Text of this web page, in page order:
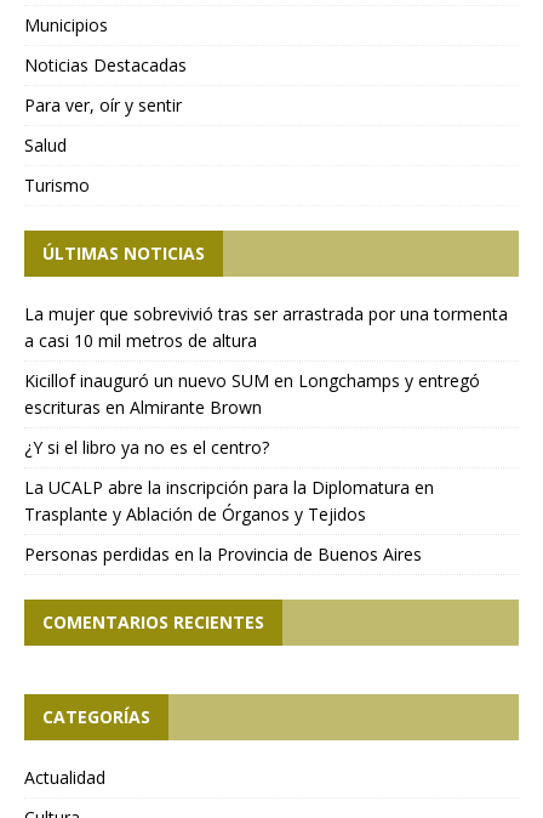
Municipios
Noticias Destacadas
Para ver, oír y sentir
Salud
Turismo
ÚLTIMAS NOTICIAS
La mujer que sobrevivió tras ser arrastrada por una tormenta
a casi 10 mil metros de altura
Kicillof inauguró un nuevo SUM en Longchamps y entregó
escrituras en Almirante Brown
¿Y si el libro ya no es el centro?
La UCALP abre la inscripción para la Diplomatura en
Trasplante y Ablación de Órganos y Tejidos
Personas perdidas en la Provincia de Buenos Aires
COMENTARIOS RECIENTES
CATEGORÍAS
Actualidad